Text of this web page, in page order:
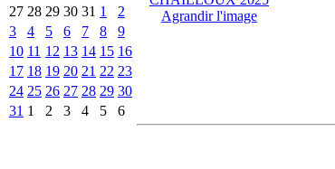
27 28 29 30 31 1
2
3
4 5 6 7 8
9
10 11 12 13 14 15 16
17 18 19 20 21 22 23
24 25 26 27 28 29 30
31 1 2 3 4 5 6
Agrandir l'image